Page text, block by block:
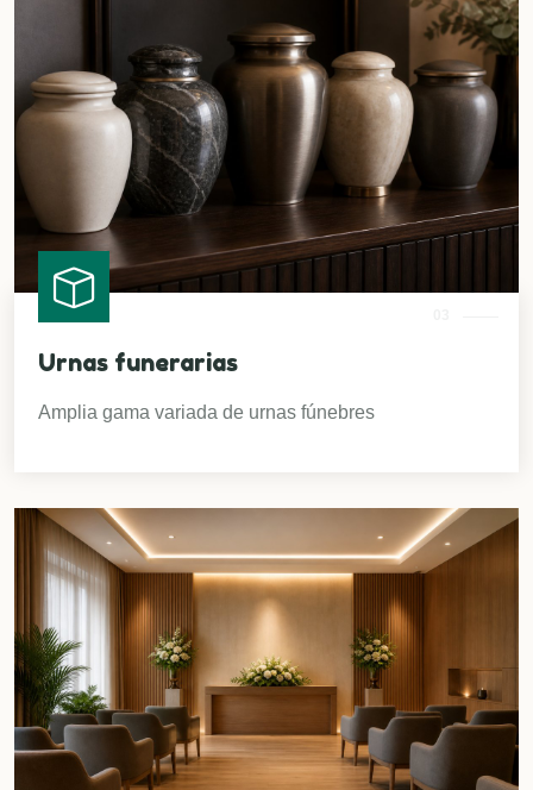
Urnas funerarias
Amplia gama variada de urnas fúnebres